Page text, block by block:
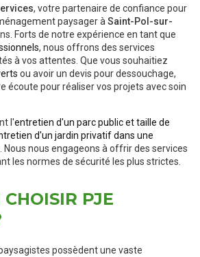
, votre partenaire de confiance pour
paysager à Saint-Pol-sur-
Forts de notre expérience en tant que
, nous offrons des services
à vos attentes. Que vous souhaitiez
ou avoir un devis pour dessouchage,
écoute pour réaliser vos projets avec soin
l'entretien d'un parc public et taille de
d'un jardin privatif dans une
. Nous nous engageons à offrir des services
les normes de sécurité les plus strictes.
PJE
possèdent une vaste